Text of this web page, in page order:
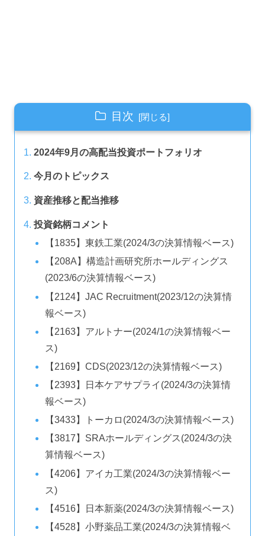
目次
2024年9月の高配当投資ポートフォリオ
今月のトピックス
資産推移と配当推移
投資銘柄コメント
【1835】東鉄工業(2024/3の決算情報ベース)
【208A】構造計画研究所ホールディングス
(2023/6の決算情報ベース)
【2124】JAC Recruitment(2023/12の決算情
報ベース)
【2163】アルトナー(2024/1の決算情報ベー
ス)
【2169】CDS(2023/12の決算情報ベース)
【2393】日本ケアサプライ(2024/3の決算情
報ベース)
【3433】トーカロ(2024/3の決算情報ベース)
【3817】SRAホールディングス(2024/3の決
算情報ベース)
【4206】アイカ工業(2024/3の決算情報ベー
ス)
【4516】日本新薬(2024/3の決算情報ベース)
【4528】小野薬品工業(2024/3の決算情報ベ